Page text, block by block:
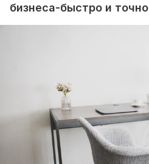
бизнеса-быстро и точно